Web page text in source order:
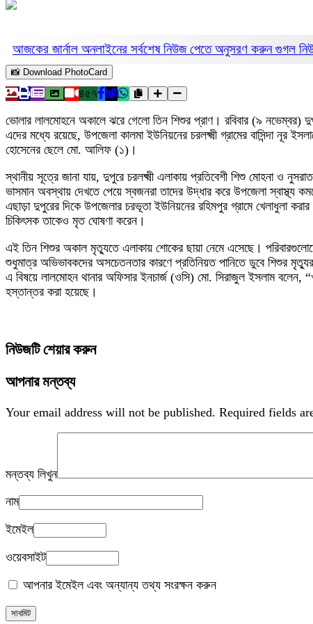
আজকের জার্নাল অনলাইনের সর্বশেষ নিউজ পেতে অনুসরণ করুনগুগল
📸 Download PhotoCard
৪৫৭
ভোলার লালমোহনে অকালে ঝরে গেলো তিন শিশুর প্রাণ। রবিবার (৯ নভেম্বর)
এদের মধ্যে রয়েছে, উপজেলা কালমা ইউনিয়নের চরলক্ষ্মী গ্রামের বাসিন্দা নূর
হোসেনের ছেলে মো. আলিফ (১)।
স্থানীয় সূত্রে জানা যায়, দুপুরে চরলক্ষ্মী এলাকায় প্রতিবেশী শিশু মোহনা ও
ভাসমান অবস্থায় দেখতে পেয়ে স্বজনরা তাদের উদ্ধার করে উপজেলা স্বাস্থ্য
এছাড়া দুপুরের দিকে উপজেলার চরভূতা ইউনিয়নের রহিমপুর গ্রামে খেলাধুলা
চিকিৎসক তাকেও মৃত ঘোষণা করেন।
এই তিন শিশুর অকাল মৃত্যুতে এলাকায় শোকের ছায়া নেমে এসেছে।
শুধুমাত্র অভিভাবকদের অসচেতনতার কারণে প্রতিনিয়ত পানিতে ডুবে শিশুর
এ বিষয়ে লালমোহন থানার অফিসার ইনচার্জ (ওসি) মো. সিরাজুল ইসলাম বলেন,
হস্তান্তর করা হয়েছে।
নিউজটি শেয়ার করুন
আপনার মন্তব্য
Your email address will not be published. Required fields
মন্তব্য লিখুন
নাম
ইমেইল
ওয়েবসাইট
আপনার ইমেইল এবং অন্যান্য তথ্য সংরক্ষন করুন